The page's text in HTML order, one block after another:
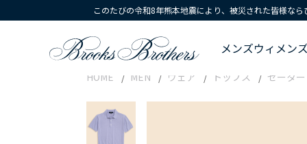
このたびの令和8年熊本地震により、被災された皆様な
メンズウィメン
HOME MEN ウェア トップス セーター